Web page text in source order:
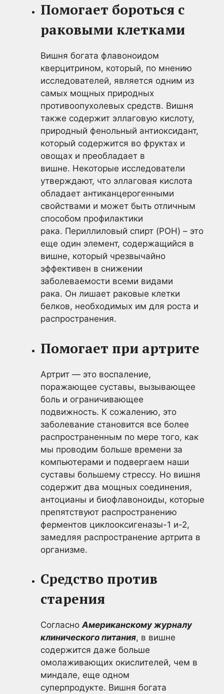
Помогает бороться с
раковыми клетками
Вишня богата флавоноидом
кверцитрином, который, по мнению
исследователей, является одним из
самых мощных природных
противоопухолевых средств. Вишня
также содержит эллаговую кислоту,
природный фенольный антиоксидант,
который содержится во фруктах и
овощах и преобладает в
вишне. Некоторые исследователи
утверждают, что эллаговая кислота
обладает антиканцерогенными
свойствами и может быть отличным
способом профилактики
рака. Периллиловый спирт (POH) – это
еще один элемент, содержащийся в
вишне, который чрезвычайно
эффективен в снижении
заболеваемости всеми видами
рака. Он лишает раковые клетки
белков, необходимых им для роста и
распространения.
Помогает при артрите
Артрит — это воспаление,
поражающее суставы, вызывающее
боль и ограничивающее
подвижность. К сожалению, это
заболевание становится все более
распространенным по мере того, как
мы проводим больше времени за
компьютерами и подвергаем наши
суставы большему стрессу. Но вишня
содержит два мощных соединения,
антоцианы и биофлавоноиды, которые
препятствуют распространению
ферментов циклооксигеназы-1 и-2,
замедляя распространение артрита в
организме.
Средство против
старения
СогласноАмериканскому журналу
клинического питания, в вишне
содержится даже больше
омолаживающих окислителей, чем в
миндале, еще одном
суперпродукте. Вишня богата